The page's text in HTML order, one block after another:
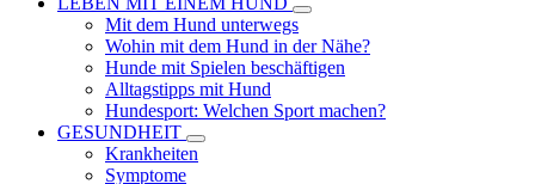
Mit dem Hund unterwegs
Wohin mit dem Hund in der Nähe?
Hunde mit Spielen beschäftigen
Alltagstipps mit Hund
Hundesport: Welchen Sport machen?
GESUNDHEIT
Krankheiten
Symptome